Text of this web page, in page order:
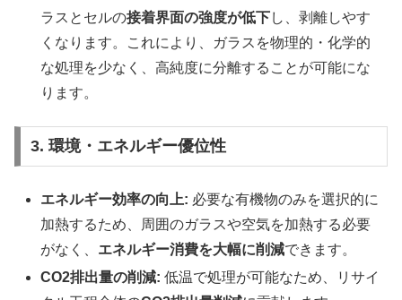
ラスとセルの接着界面の強度が低下し、剥離しやす
くなります。これにより、ガラスを物理的・化学的
な処理を少なく、高純度に分離することが可能にな
ります。
3. 環境・エネルギー優位性
エネルギー効率の向上: 必要な有機物のみを選択的に
加熱するため、周囲のガラスや空気を加熱する必要
がなく、 エネルギー消費を大幅に削減できます。
CO2排出量の削減: 低温で処理が可能なため、リサイ